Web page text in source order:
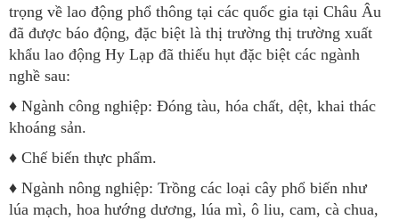
trọng về lao động phổ thông tại các quốc gia tại Châu Âu
đã được báo động, đặc biệt là thị trường thị trường xuất
khẩu lao động Hy Lạp đã thiếu hụt đặc biệt các ngành
nghề sau:
♦ Ngành công nghiệp: Đóng tàu, hóa chất, dệt, khai thác
khoáng sản.
♦ Chế biến thực phẩm.
♦ Ngành nông nghiệp: Trồng các loại cây phổ biến như
lúa mạch, hoa hướng dương, lúa mì, ô liu, cam, cà chua,